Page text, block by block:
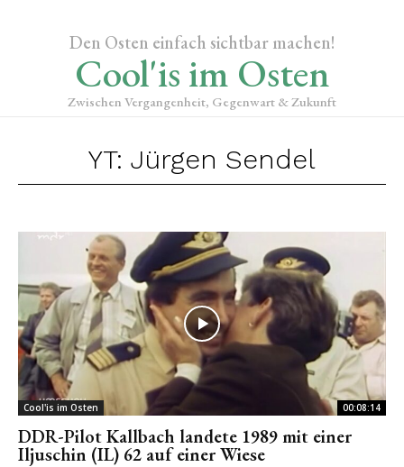
Den Osten einfach sichtbar machen!
Cool'is im Osten
Zwischen Vergangenheit, Gegenwart & Zukunft
YT: Jürgen Sendel
Cool'is im Osten 00:08:14
DDR-Pilot Kallbach landete 1989 mit einer
Iljuschin (IL) 62 auf einer Wiese